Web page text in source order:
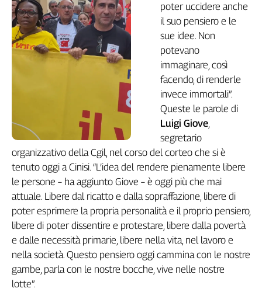
Collettiva
Talk
La
settimana
Collettiva
Economica
Tech
It
Easy
Inserti
Idea
Diffusa
InFlai
trasmissioni
tv
poter uccidere anche
il suo pensiero e le
sue idee. Non
potevano
immaginare, così
facendo, di renderle
invece immortali”.
Queste le parole di
Luigi Giove,
segretario
organizzativo della Cgil, nel corso del corteo che si è
tenuto oggi a Cinisi. “L’idea del rendere pienamente libere
le persone – ha aggiunto Giove – è oggi più che mai
attuale. Libere dal ricatto e dalla sopraffazione, libere di
poter esprimere la propria personalità e il proprio pensiero,
libere di poter dissentire e protestare, libere dalla povertà
e dalle necessità primarie, libere nella vita, nel lavoro e
nella società. Questo pensiero oggi cammina con le nostre
gambe, parla con le nostre bocche, vive nelle nostre
lotte”.